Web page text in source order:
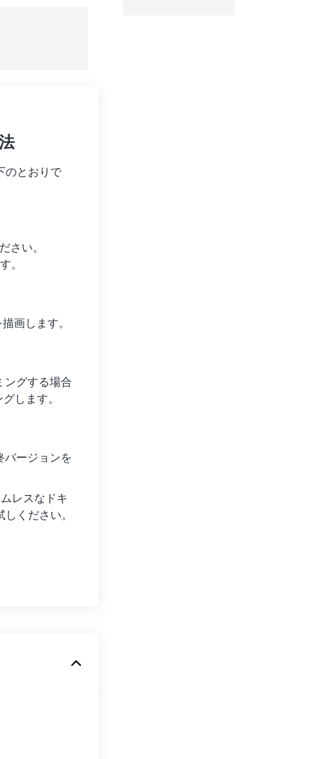
のとおりで
さい。
。
画します。
ングする場合
します。
バージョンを
レスなドキ
ください。